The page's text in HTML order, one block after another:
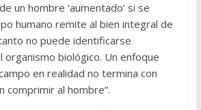
un hombre ‘aumentado’ si se
humano remite al bien integral de
no puede identificarse
organismo biológico. Un enfoque
en realidad no termina con
comprimir al hombre”.